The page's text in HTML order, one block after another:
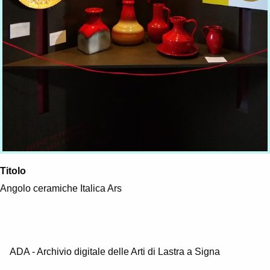
Titolo
Angolo ceramiche Italica Ars
ADA - Archivio digitale delle Arti di Lastra a Signa